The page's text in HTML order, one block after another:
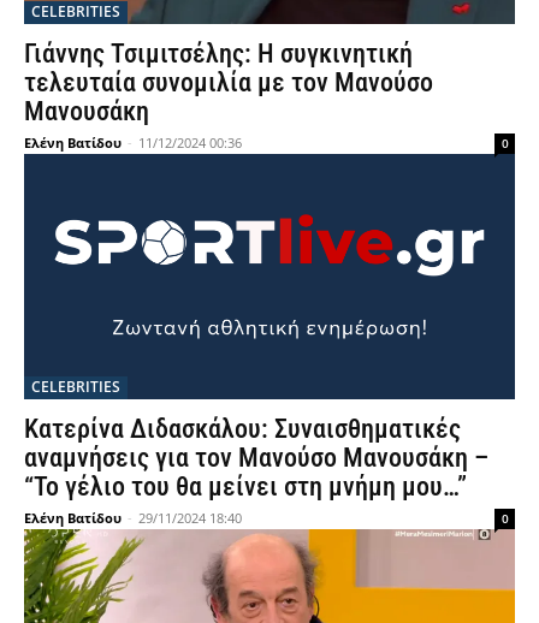
CELEBRITIES
Γιάννης Τσιμιτσέλης: Η συγκινητική
τελευταία συνομιλία με τον Μανούσο
Μανουσάκη
Ελένη Βατίδου - 11/12/2024 00:36 0
CELEBRITIES
Κατερίνα Διδασκάλου: Συναισθηματικές
αναμνήσεις για τον Μανούσο Μανουσάκη –
“Το γέλιο του θα μείνει στη μνήμη μου…”
Ελένη Βατίδου - 29/11/2024 18:40 0